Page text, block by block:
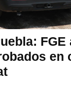
FGE
en